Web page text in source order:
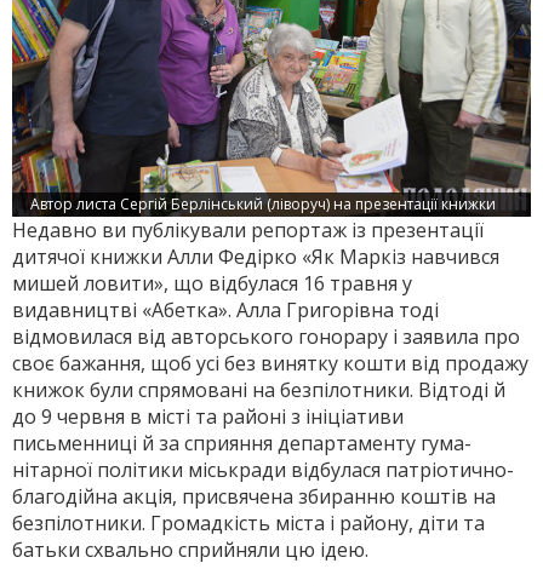
Автор листа Сергій Берлінський (ліворуч) на презентації книжки
Недавно ви публікували репортаж із презентації
дитячої книжки Алли Федірко «Як Мар­кіз навчився
мишей ловити», що відбулася 16 травня у
видавництві «Абетка». Алла Григорівна тоді
відмовилася від авторського гонорару і заявила про
своє бажання, щоб усі без винятку кошти від продажу
книжок були спря­мовані на без­пілотники. Відтоді й
до 9 червня в місті та районі з ініціативи
письменниці й за сприяння департаменту гума­
нітарної полі­ти­ки міськради відбулася патріо­тично-
благодійна акція, присвячена збиранню коштів на
без­пілотники. Громадкість міста і району, діти та
батьки схвально сприйняли цю ідею.